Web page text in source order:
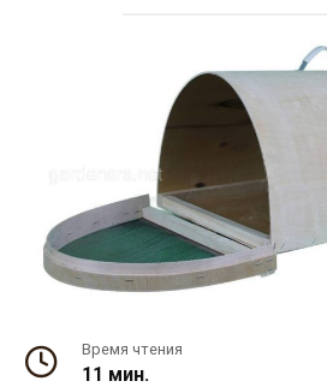
Время чтения
11 мин.